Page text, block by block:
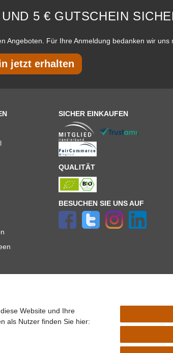
5 € GUTSCHEIN
Für Ihre Anmeldung bedanken wir uns
jetzt erhalten
SICHER EINKAUFEN
QUALITÄT
BESUCHEN SIE UNS AUF
für andere Länder entnehmen Sie bitte der Schaltfäche mit den
diese ändern sich je nach Auswahl Ihres Lieferlandes.
Website und Ihre
als Nutzer finden Sie hier: